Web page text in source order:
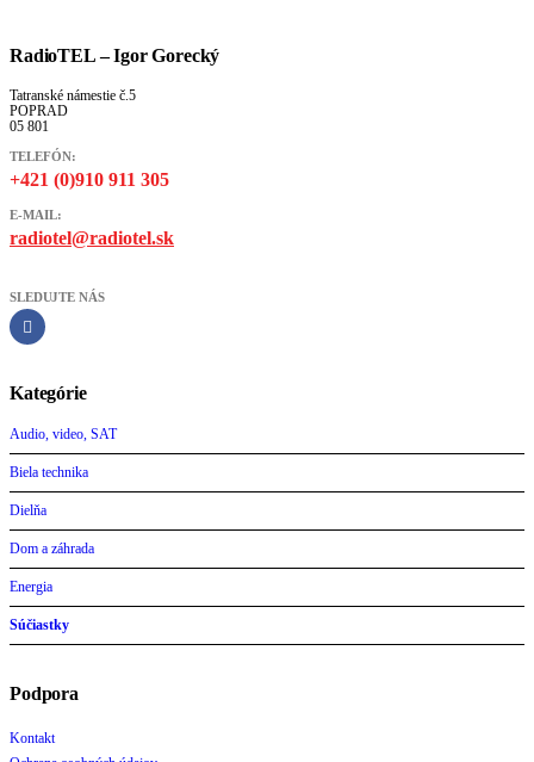
RadioTEL – Igor Gorecký
Tatranské námestie č.5
POPRAD
05 801
TELEFÓN:
+421 (0)910 911 305
E-MAIL:
radiotel@radiotel.sk
SLEDUJTE NÁS
Kategórie
Audio, video, SAT
Biela technika
Dielňa
Dom a záhrada
Energia
Súčiastky
Podpora
Kontakt